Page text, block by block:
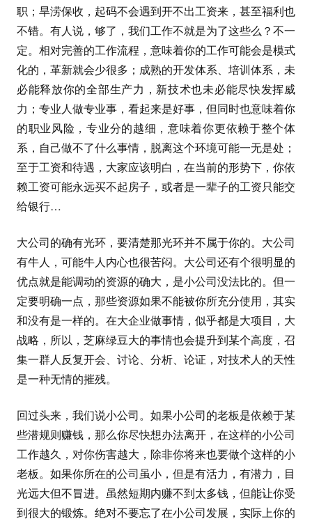
职；旱涝保收，起码不会遇到开不出工资来，甚至福利也
不错。有人说，够了，我们工作不就是为了这些么？不一
定。相对完善的工作流程，意味着你的工作可能会是模式
化的，革新就会少很多；成熟的开发体系、培训体系，未
必能释放你的全部生产力，新技术也未必能尽快发挥威
力；专业人做专业事，看起来是好事，但同时也意味着你
的职业风险，专业分的越细，意味着你更依赖于整个体
系，自己做不了什么事情，脱离这个环境可能一无是处；
至于工资和待遇，大家应该明白，在当前的形势下，你依
赖工资可能永远买不起房子，或者是一辈子的工资只能交
给银行…
大公司的确有光环，要清楚那光环并不属于你的。大公司
有牛人，可能牛人内心也很苦闷。大公司还有个很明显的
优点就是能调动的资源的确大，是小公司没法比的。但一
定要明确一点，那些资源如果不能被你所充分使用，其实
和没有是一样的。在大企业做事情，似乎都是大项目，大
战略，所以，芝麻绿豆大的事情也会提升到某个高度，召
集一群人反复开会、讨论、分析、论证，对技术人的天性
是一种无情的摧残。
回过头来，我们说小公司。如果小公司的老板是依赖于某
些潜规则赚钱，那么你尽快想办法离开，在这样的小公司
工作越久，对你伤害越大，除非你将来也要做个这样的小
老板。如果你所在的公司虽小，但是有活力，有潜力，目
光远大但不冒进。虽然短期内赚不到太多钱，但能让你受
到很大的锻炼。绝对不要忘了在小公司发展，实际上你的